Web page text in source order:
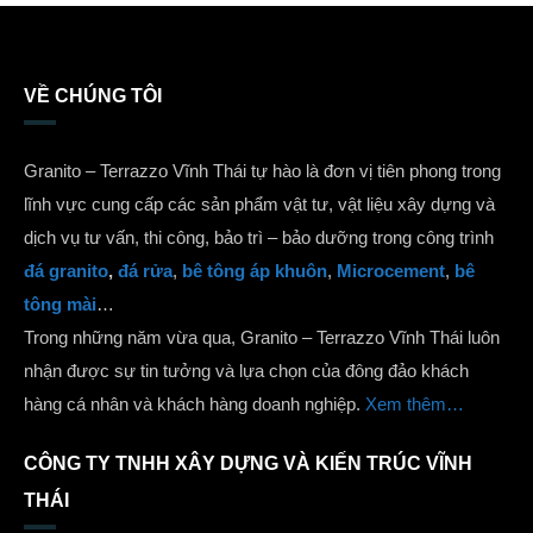
VỀ CHÚNG TÔI
Granito – Terrazzo Vĩnh Thái tự hào là đơn vị tiên phong trong
lĩnh vực cung cấp các sản phẩm vật tư, vật liệu xây dựng và
dịch vụ tư vấn, thi công, bảo trì – bảo dưỡng trong công trình
đá granito, đá rửa, bê tông áp khuôn, Microcement, bê
tông mài…
Trong những năm vừa qua, Granito – Terrazzo Vĩnh Thái luôn
nhận được sự tin tưởng và lựa chọn của đông đảo khách
hàng cá nhân và khách hàng doanh nghiệp. Xem thêm…
CÔNG TY TNHH XÂY DỰNG VÀ KIẾN TRÚC VĨNH
THÁI